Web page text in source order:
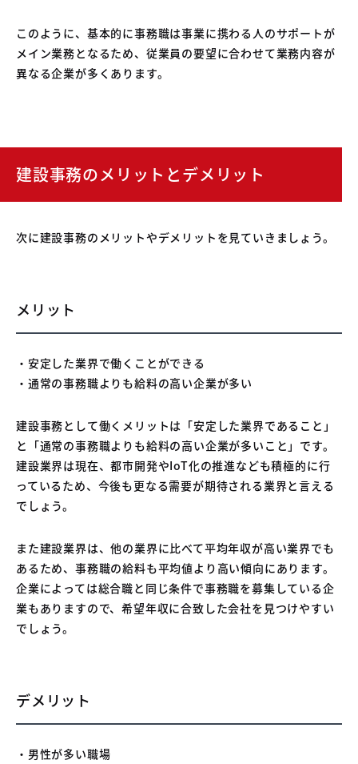
このように、基本的に事務職は事業に携わる人のサポートが
メイン業務となるため、従業員の要望に合わせて業務内容が
異なる企業が多くあります。
建設事務のメリットとデメリット
次に建設事務のメリットやデメリットを見ていきましょう。
メリット
・安定した業界で働くことができる
・通常の事務職よりも給料の高い企業が多い
建設事務として働くメリットは「安定した業界であること」
と「通常の事務職よりも給料の高い企業が多いこと」です。
建設業界は現在、都市開発やIoT化の推進なども積極的に行
っているため、今後も更なる需要が期待される業界と言える
でしょう。
また建設業界は、他の業界に比べて平均年収が高い業界でも
あるため、事務職の給料も平均値より高い傾向にあります。
企業によっては総合職と同じ条件で事務職を募集している企
業もありますので、希望年収に合致した会社を見つけやすい
でしょう。
デメリット
・男性が多い職場